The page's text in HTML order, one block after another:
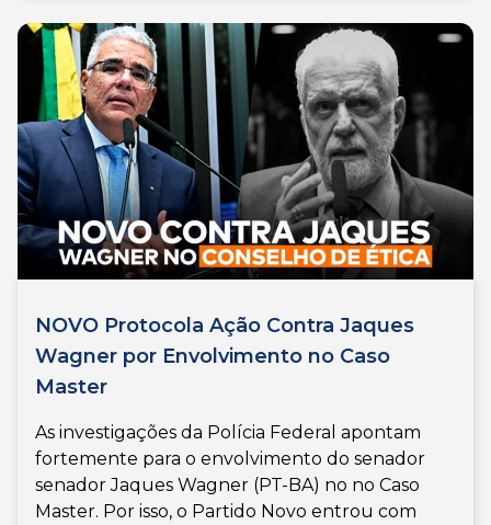
NOVO Protocola Ação Contra Jaques
Wagner por Envolvimento no Caso
Master
As investigações da Polícia Federal apontam
fortemente para o envolvimento do senador
senador Jaques Wagner (PT-BA) no no Caso
Master. Por isso, o Partido Novo entrou com